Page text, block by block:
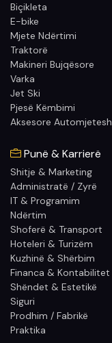
Biçikleta
E-bike
Mjete Ndërtimi
Traktorë
Makineri Bujqësore
Varka
Jet Ski
Pjesë Këmbimi
Aksesore Automjetesh
Punë & Karrierë
Shitje & Marketing
Administratë / Zyrë
IT & Programim
Ndërtim
Shoferë & Transport
Hoteleri & Turizëm
Kuzhinë & Shërbim
Financa & Kontabilitet
Shëndet & Estetikë
Siguri
Prodhim / Fabrikë
Praktika